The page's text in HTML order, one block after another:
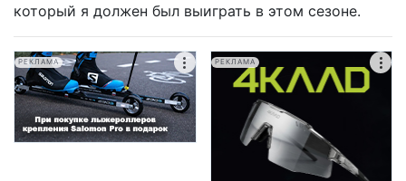
который я должен был выиграть в этом сезоне.
РЕКЛАМА РЕКЛАМА